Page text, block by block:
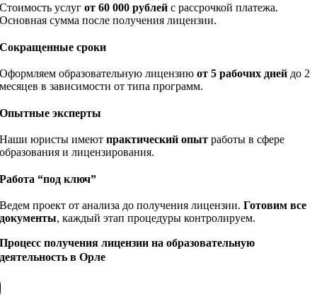
Стоимость услугот 60 000 рублей с рассрочкой платежа.
Основная сумма после получения лицензии.
Сокращенные сроки
Оформляем образовательную лицензиюот 5 рабочих дней до 2
месяцев в зависимости от типа программ.
Опытные эксперты
Наши юристы имеютпрактический опыт работы в сфере
образования и лицензирования.
Работа “под ключ”
Ведем проект от анализа до получения лицензии.Готовим все
документы, каждый этап процедуры контролируем.
Процесс получения лицензии на образовательную
деятельность в Орле